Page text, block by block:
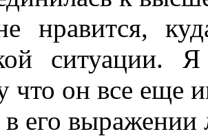
нравится,
ситуации.
что он все еще
в его выражении